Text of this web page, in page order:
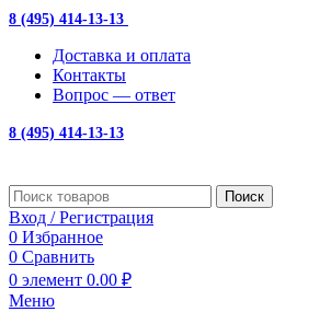
8 (495) 414-13-13
Доставка и оплата
Контакты
Вопрос — ответ
8 (495) 414-13-13
Поиск
Вход / Регистрация
0 Избранное
0 Сравнить
0 элемент 0.00 ₽
Меню